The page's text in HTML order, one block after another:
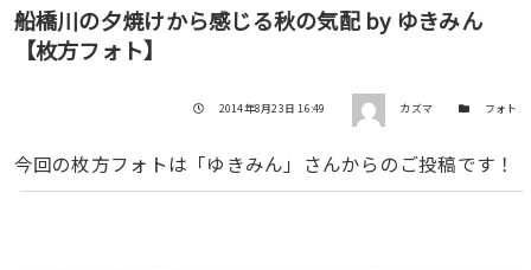
船橋川の夕焼けから感じる秋の気配 by ゆきみん
【枚方フォト】
投稿日
2014年8月23日 16:49 著者 カズマ カテゴリー
フォト
今回の枚方フォトは「ゆきみん」さんからのご投稿です！